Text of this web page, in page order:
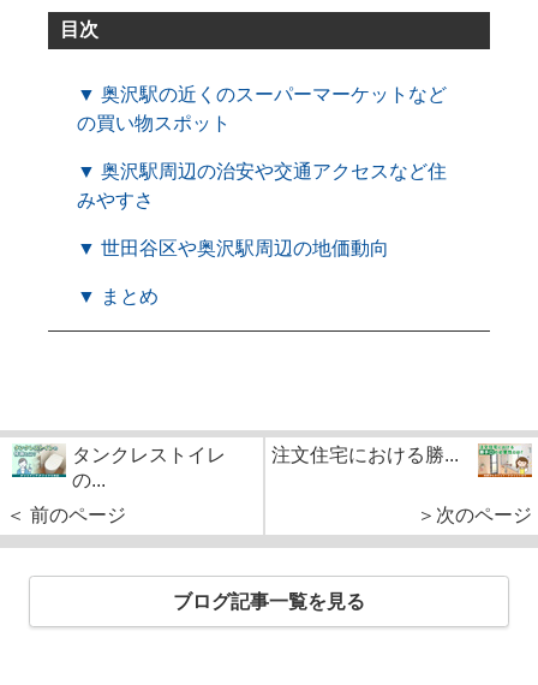
目次
▼ 奥沢駅の近くのスーパーマーケットなど
の買い物スポット
▼ 奥沢駅周辺の治安や交通アクセスなど住
みやすさ
▼ 世田谷区や奥沢駅周辺の地価動向
▼ まとめ
タンクレストイレ
の...
＜ 前のページ
注文住宅における勝...
＞次のページ
ブログ記事一覧を見る